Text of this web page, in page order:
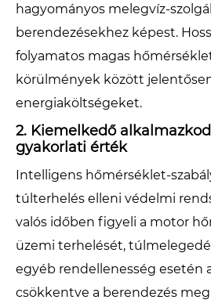
hagyományos melegvíz-
berendezésekhez képest.
folyamatos magas
körülmények között
energiaköltségeket.
2. Kiemelkedő
gyakorlati érték
Intelligens hőmérséklet-
túlterhelés elleni védelmi
valós időben figyeli a motor
üzemi terhelését,
egyéb rendellenesség esetén
csökkentve a berendezés